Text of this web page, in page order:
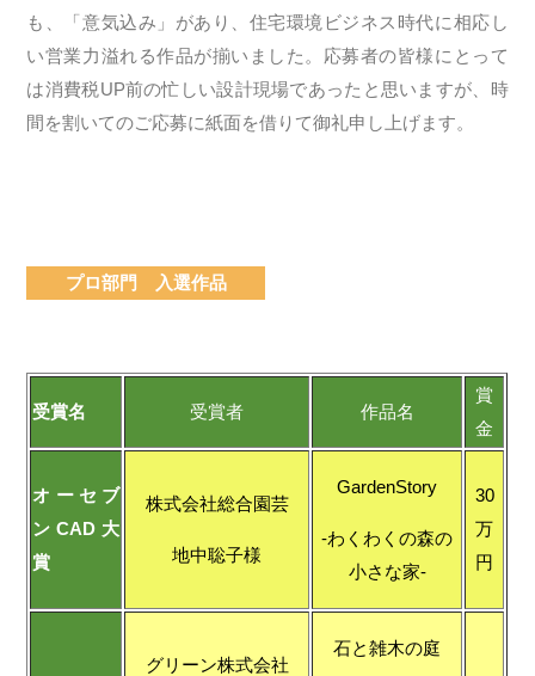
も、「意気込み」があり、住宅環境ビジネス時代に相応し
い営業力溢れる作品が揃いました。応募者の皆様にとって
は消費税UP前の忙しい設計現場であったと思いますが、時
間を割いてのご応募に紙面を借りて御礼申し上げます。
プロ部門 入選作品
受賞名 受賞者 作品名
賞
金
オーセブ
ンCAD大
賞
株式会社総合園芸
地中聡子様
GardenStory
-わくわくの森の
小さな家-
30
万
円
グリーン株式会社
石と雑木の庭